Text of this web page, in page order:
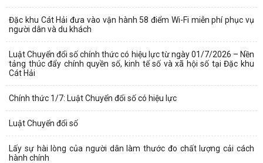
Đặc khu Cát Hải đưa vào vận hành 58 điểm Wi-Fi miễn phí phục vụ
người dân và du khách
Luật Chuyển đổi số chính thức có hiệu lực từ ngày 01/7/2026 – Nền
tảng thúc đẩy chính quyền số, kinh tế số và xã hội số tại Đặc khu
Cát Hải
Chính thức 1/7: Luật Chuyển đổi số có hiệu lực
Luật Chuyển đổi số
Lấy sự hài lòng của người dân làm thước đo chất lượng cải cách
hành chính